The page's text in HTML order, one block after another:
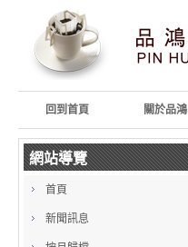
回到首頁 關於品鴻
網站導覽
首頁
新聞訊息